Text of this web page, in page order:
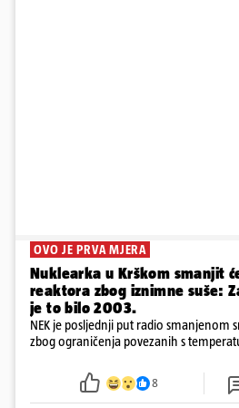
OVO JE PRVA MJERA
Nuklearka u Krškom smanjit
reaktora zbog iznimne suše:
je to bilo 2003.
NEK je posljednji put radio smanjenom
zbog ograničenja povezanih s
smanjenje snage bilo potrebno više od
8